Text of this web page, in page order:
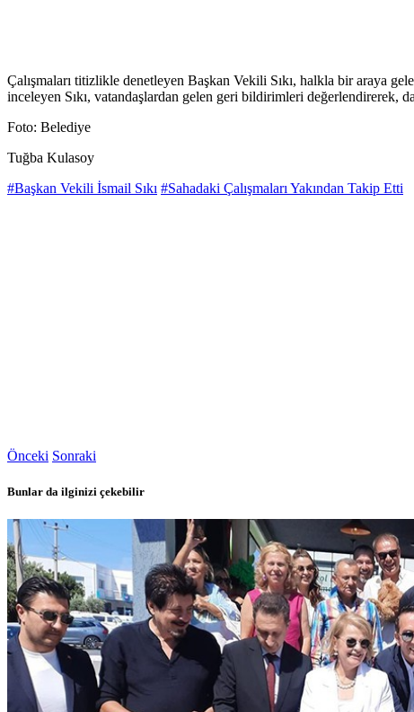
Çalışmaları titizlikle denetleyen Başkan Vekili Sıkı, halkla bir araya
inceleyen Sıkı, vatandaşlardan gelen geri bildirimleri değerlendirerek,
Foto: Belediye
Tuğba Kulasoy
#Başkan Vekili İsmail Sıkı #Sahadaki Çalışmaları Yakından Takip Etti
Önceki Sonraki
Bunlar da ilginizi çekebilir